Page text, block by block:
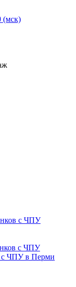
(мск)
с ЧПУ
с ЧПУ
с ЧПУ в Перми